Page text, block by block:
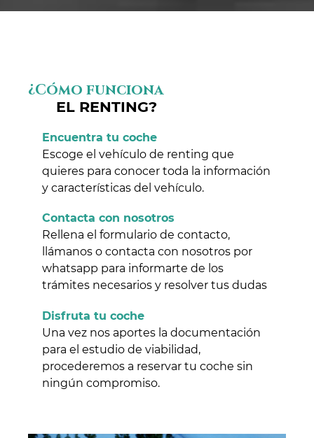
¿Cómo funciona
EL RENTING?
Encuentra tu coche
Escoge el vehículo de renting que
quieres para conocer toda la información
y características del vehículo.
Contacta con nosotros
Rellena el formulario de contacto,
llámanos o contacta con nosotros por
whatsapp para informarte de los
trámites necesarios y resolver tus dudas
Disfruta tu coche
Una vez nos aportes la documentación
para el estudio de viabilidad,
procederemos a reservar tu coche sin
ningún compromiso.